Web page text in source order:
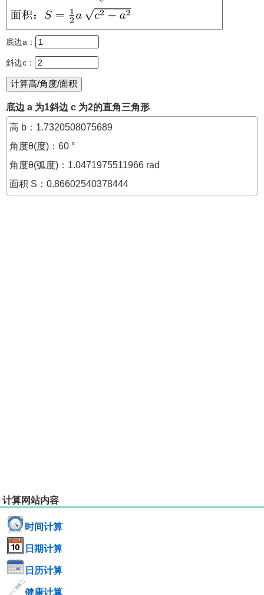
底边a：
斜边c：
底边 a 为1斜边 c 为2的直角三角形
高 b：1.7320508075689
角度θ(度)：60 °
角度θ(弧度)：1.0471975511966 rad
面积 S：0.86602540378444
计算网站内容
时间计算
日期计算
日历计算
健康计算